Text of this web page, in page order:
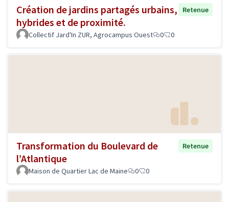
Création de jardins partagés urbains,
hybrides et de proximité.
Retenue
Collectif Jard'In ZUR, Agrocampus Ouest 0 0
Transformation du Boulevard de
l’Atlantique
Retenue
Maison de Quartier Lac de Maine 0 0